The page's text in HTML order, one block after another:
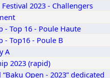
2023 - Challengers
- Top 16 - Poule Haute
- Top16 - Poule B
A
2023 (rapid)
Open - 2023” dedicated